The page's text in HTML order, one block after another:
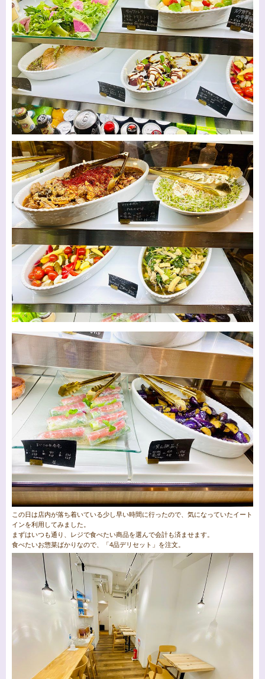
この日は店内が落ち着いている少し早い時間に行ったので、気になっていたイート
インを利用してみました。
まずはいつも通り、レジで食べたい商品を選んで会計も済ませます。
食べたいお惣菜ばかりなので、「4品デリセット」を注文。